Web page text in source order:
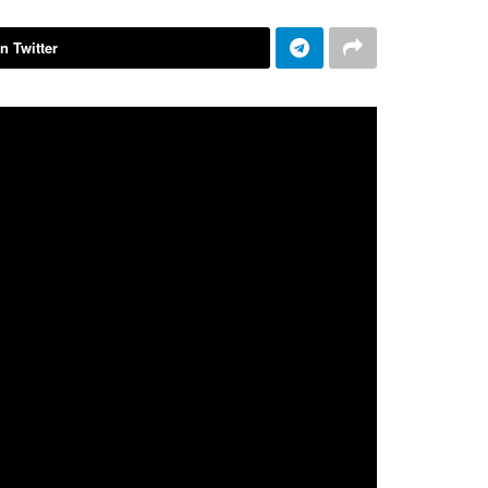
Twitter